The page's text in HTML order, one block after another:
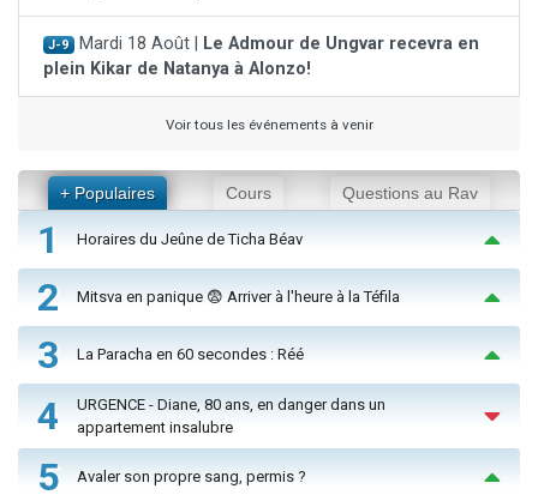
J-9 Mardi 18 Août |
Le Admour de Ungvar recevra en
plein Kikar de Natanya à Alonzo!
Voir tous les événements à venir
+ Populaires Cours Questions au Rav
1 Horaires du Jeûne de Ticha Béav
2 Mitsva en panique 😨 Arriver à l'heure à la Téfila
3 La Paracha en 60 secondes : Réé
4
URGENCE - Diane, 80 ans, en danger dans un
appartement insalubre
5 Avaler son propre sang, permis ?